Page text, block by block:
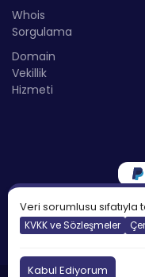
Whois
Sorgulama
Domain
Vekillik
Hizmeti
Veri sorumlusu sıfatıyla
KVKK ve Sözleşmeler
Kabul Ediyorum